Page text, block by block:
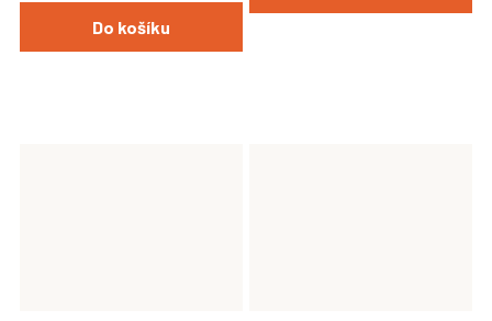
Do košíku
hvězdiček.